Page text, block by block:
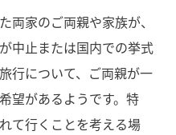
両家のご両親や家族が、
中止または国内での挙式
行について、ご両親が一
望があるようです。特
て行くことを考える場